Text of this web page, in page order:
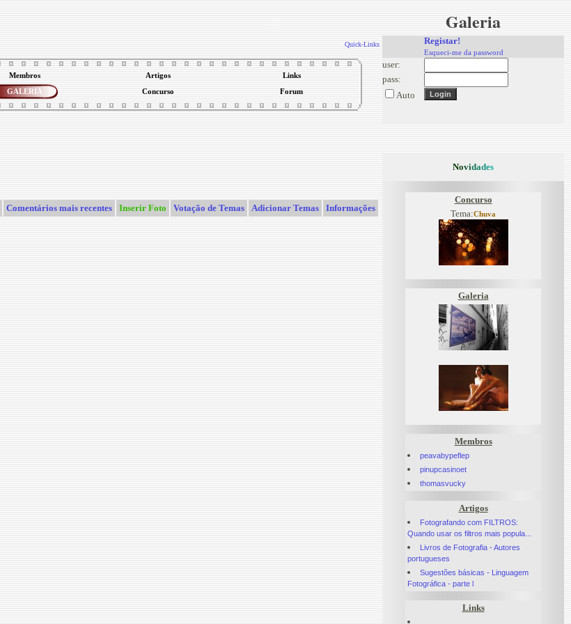
Quick-Links
Membros Artigos Links
GALERIA Concurso Forum
Comentários mais recentes Inserir Foto Votação de Temas Adicionar Temas Informações
Galeria
Registar!
Esqueci-me da password
user:
pass:
Auto
Novidades
Concurso
Tema:Chuva
Galeria
Membros
peavabypeflep
pinupcasinoet
thomasvucky
Artigos
Fotografando com FILTROS:
Quando usar os filtros mais popula...
Livros de Fotografia - Autores
portugueses
Sugestões básicas - Linguagem
Fotográfica - parte l
Links